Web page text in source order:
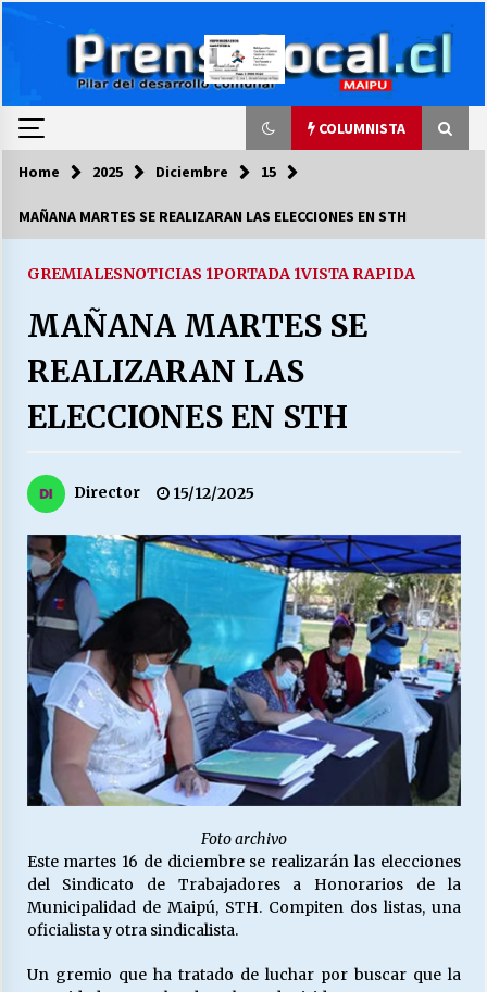
COLUMNISTA
COLUMNISTA
cuándo van a bajar?
HISTORIA
27/07/2026
MUNICIPALIDAD, TRABAJADORES, CLIMA
LABORAL:
13/07/2026
Escuela hospitalaria El Carmen de Maipu.
25/06/2026
¿Qué habrían dicho?
23/06/2026
VOLVER A SER ALTERNATIVA
16/06/2026
28/05/2026
Home 2025 Diciembre 15
MAÑANA MARTES SE REALIZARAN LAS ELECCIONES EN STH
GREMIALESNOTICIAS 1PORTADA 1VISTA RAPIDA
MAÑANA MARTES SE
REALIZARAN LAS
ELECCIONES EN STH
Director 15/12/2025
Foto archivo
Este martes 16 de diciembre se realizarán las elecciones
del Sindicato de Trabajadores a Honorarios de la
Municipalidad de Maipú, STH. Compiten dos listas, una
oficialista y otra sindicalista.
Un gremio que ha tratado de luchar por buscar que la